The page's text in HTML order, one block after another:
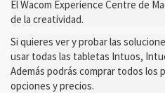
El Wacom Experience Centre de
de la creatividad.
Si quieres ver y probar las
usar todas las tabletas Intuos,
Además podrás comprar todos los
opciones y precios.